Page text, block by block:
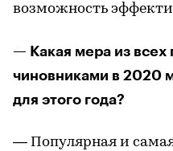
возможность
— Какая мера из всех
чиновниками в 2020
для этого года?
— Популярная и